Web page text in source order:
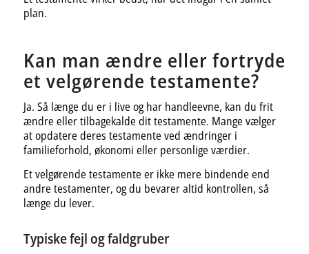
plan.
Kan man ændre eller fortryde
et velgørende testamente?
Ja. Så længe du er i live og har handleevne, kan du frit
ændre eller tilbagekalde dit testamente. Mange vælger
at opdatere deres testamente ved ændringer i
familieforhold, økonomi eller personlige værdier.
Et velgørende testamente er ikke mere bindende end
andre testamenter, og du bevarer altid kontrollen, så
længe du lever.
Typiske fejl og faldgruber